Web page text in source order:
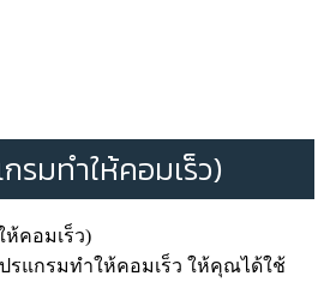
รมทําให้คอมเร็ว)
ปรแกรมทำให้คอมเร็ว ให้คุณได้ใช้